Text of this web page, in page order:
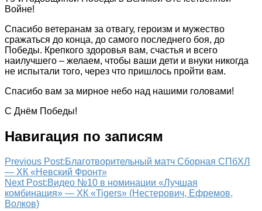
Войне!
Спасибо ветеранам за отвагу, героизм и мужество
сражаться до конца, до самого последнего боя, до
Победы. Крепкого здоровья вам, счастья и всего
наилучшего – желаем, чтобы ваши дети и внуки никогда
не испытали того, через что пришлось пройти вам.
Спасибо вам за мирное небо над нашими головами!
С Днём Победы!
Навигация по записям
Previous Post:Благотворительный матч Сборная СПбХЛ
— ХК «Невский Фронт»
Next Post:Видео №10 в номинации «Лучшая
комбинация» — ХК «Tigers» (Нестерович, Ефремов,
Волков)